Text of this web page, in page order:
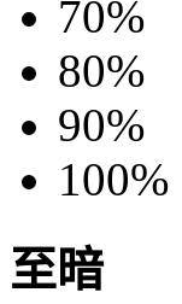
70%
80%
90%
100%
至暗